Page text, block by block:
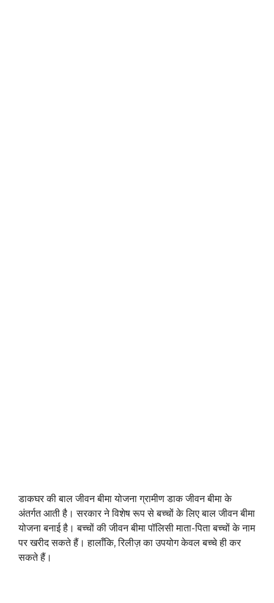
डाकघर की बाल जीवन बीमा योजना ग्रामीण डाक जीवन बीमा के
अंतर्गत आती है। सरकार ने विशेष रूप से बच्चों के लिए बाल जीवन बीमा
योजना बनाई है। बच्चों की जीवन बीमा पॉलिसी माता-पिता बच्चों के नाम
पर खरीद सकते हैं। हालाँकि, रिलीज़ का उपयोग केवल बच्चे ही कर
सकते हैं।